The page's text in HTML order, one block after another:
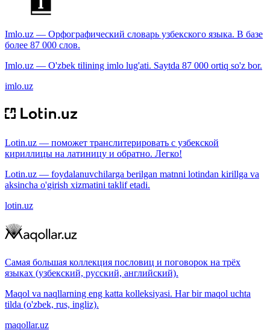
Imlo.uz — Орфографический словарь узбекского языка. В базе
более 87 000 слов.
Imlo.uz — O'zbek tilining imlo lug'ati. Saytda 87 000 ortiq so'z bor.
imlo.uz
Lotin.uz — поможет транслитерировать с узбекской
кириллицы на латиницу и обратно. Легко!
Lotin.uz — foydalanuvchilarga berilgan matnni lotindan kirillga va
aksincha o'girish xizmatini taklif etadi.
lotin.uz
Самая большая коллекция пословиц и поговорок на трёх
языках (узбекский, русский, английский).
Maqol va naqllarning eng katta kolleksiyasi. Har bir maqol uchta
tilda (o'zbek, rus, ingliz).
maqollar.uz